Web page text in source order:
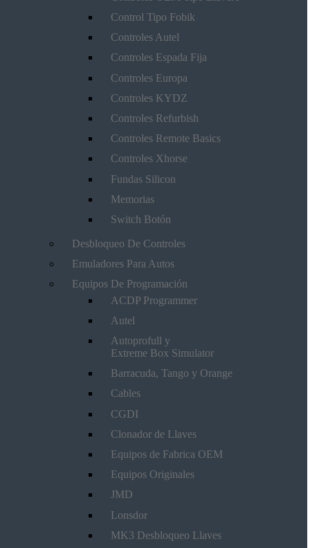
Control Tipo Fobik
Controles Autel
Controles Espada Fija
Controles Europa
Controles KYDZ
Controles Refurbish
Controles Remote Basics
Controles Xhorse
Fundas Silicon
Memorias
Switch Botón
Desbloqueo De Controles
Emuladores Para Autos
Equipos De Programación
ACDP Programmer
Autel
Autoprofull y
Extreme Box Simulator
Barracuda, Tango y Orange
Cables
CGDI
Clonador de Llaves
Equipos de Fabrica OEM
Equipos Originales
JMD
Lonsdor
MK3 Desbloqueo Llaves